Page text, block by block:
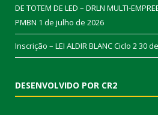
DE TOTEM DE LED – DRLN MULTI-
PMBN 1 de julho de 2026
Inscrição – LEI ALDIR BLANC Ciclo 230
DESENVOLVIDO POR CR2